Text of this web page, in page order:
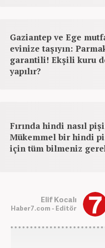
Gaziantep ve Ege
evinize taşıyın:
garantili! Ekşili kuru
yapılır?
Fırında hindi nasıl
Mükemmel bir hindi
için tüm bilmeniz
Elif Kocalı
Haber7.com - Editör